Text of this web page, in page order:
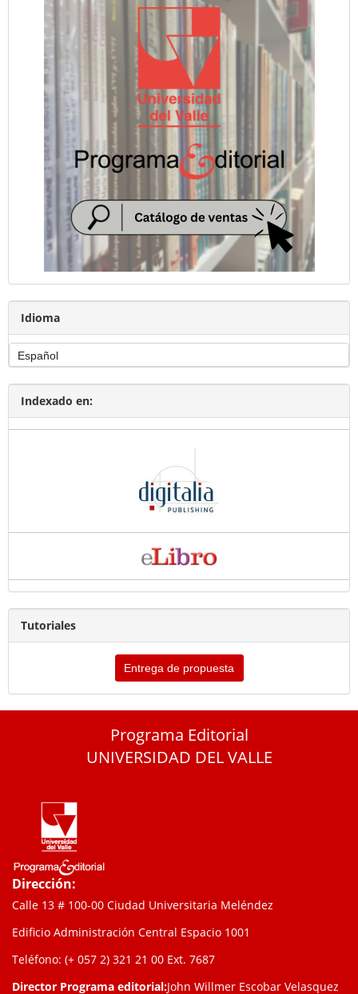
Idioma
Indexado en:
Tutoriales
Entrega de propuesta
Programa Editorial
UNIVERSIDAD DEL VALLE
Dirección:
Calle 13 # 100-00 Ciudad Universitaria Meléndez
Edificio Administración Central Espacio 1001
Teléfono: (+ 057 2) 321 21 00 Ext. 7687
Director Programa editorial:John Willmer Escobar Velasquez